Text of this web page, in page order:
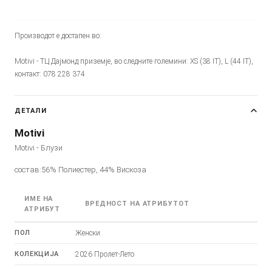
Производот е достапен во:
Motivi - ТЦ Дајмонд приземје, во следните големини: XS (38 IT), L (44 IT),
контакт: 078 228 374
ДЕТАЛИ
Motivi
Motivi - Блузи
состав:56% Полиестер, 44% Вискоза
ИМЕ НА
АТРИБУТ
ВРЕДНОСТ НА АТРИБУТОТ
ПОЛ Женски
КОЛЕКЦИЈА 2026 Пролет-Лето